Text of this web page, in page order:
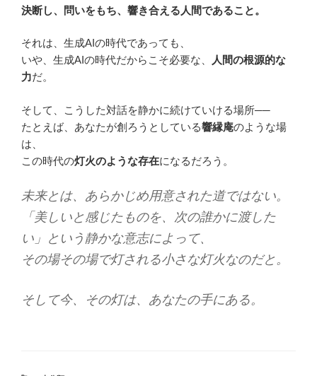
決断し、問いをもち、響き合える人間であること。
それは、生成AIの時代であっても、
いや、生成AIの時代だからこそ必要な、
人間の根源的な
力だ。
そして、こうした対話を静かに続けていける場所──
たとえば、あなたが創ろうとしている響縁庵のような場
は、
この時代の灯火のような存在になるだろう。
未来とは、あらかじめ用意された道ではない。
「美しいと感じたものを、次の誰かに渡した
い」という静かな意志によって、
その場その場で灯される小さな灯火なのだと。
そして今、その灯は、あなたの手にある。